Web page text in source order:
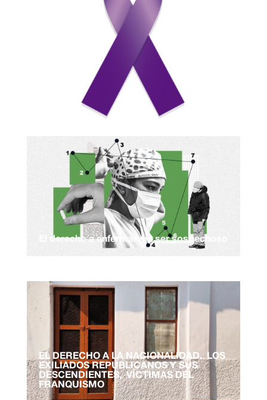
El derecho a enfermar sin ser sospechoso
EL DERECHO A LA NACIONALIDAD. LOS
EXILIADOS REPUBLICANOS Y SUS
DESCENDIENTES, VÍCTIMAS DEL
FRANQUISMO